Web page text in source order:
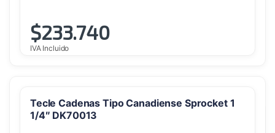
$233.740
IVA Incluido
Tecle Cadenas Tipo Canadiense Sprocket 1
1/4″ DK70013